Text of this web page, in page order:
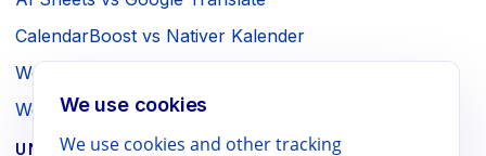
CalendarBoost vs Nativer Kalender
Webpage to PDF vs Browser-Druck
WebSniply vs Browser-Screenshot
UNTERNEHMEN / RECHTLICHES
We use cookies
We use cookies and other tracking